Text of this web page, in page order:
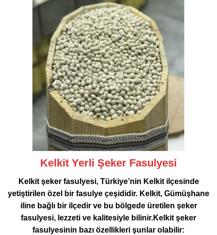
Kelkit Yerli Şeker Fasulyesi
Kelkit şeker fasulyesi, Türkiye’nin Kelkit ilçesinde
yetiştirilen özel bir fasulye çeşididir. Kelkit, Gümüşhane
iline bağlı bir ilçedir ve bu bölgede üretilen şeker
fasulyesi, lezzeti ve kalitesiyle bilinir.Kelkit şeker
fasulyesinin bazı özellikleri şunlar olabilir: